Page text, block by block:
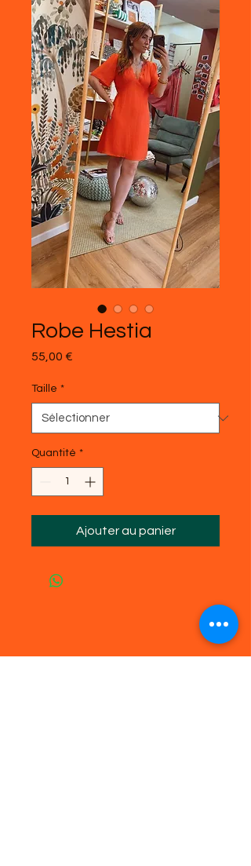
Robe Hestia
55,00 €
Taille *
Quantité *
Ajouter au panier